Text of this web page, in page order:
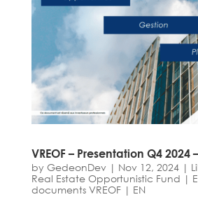
VREOF – Presentation Q4 2024
by GedeonDev | Nov 12, 2024|
Real Estate Opportunistic Fund |
documents VREOF | EN